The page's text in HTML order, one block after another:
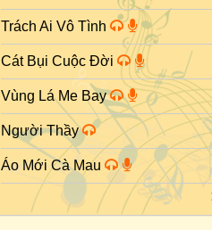
Trách Ai Vô Tình
Cát Bụi Cuộc Đời
Vùng Lá Me Bay
Người Thầy
Áo Mới Cà Mau